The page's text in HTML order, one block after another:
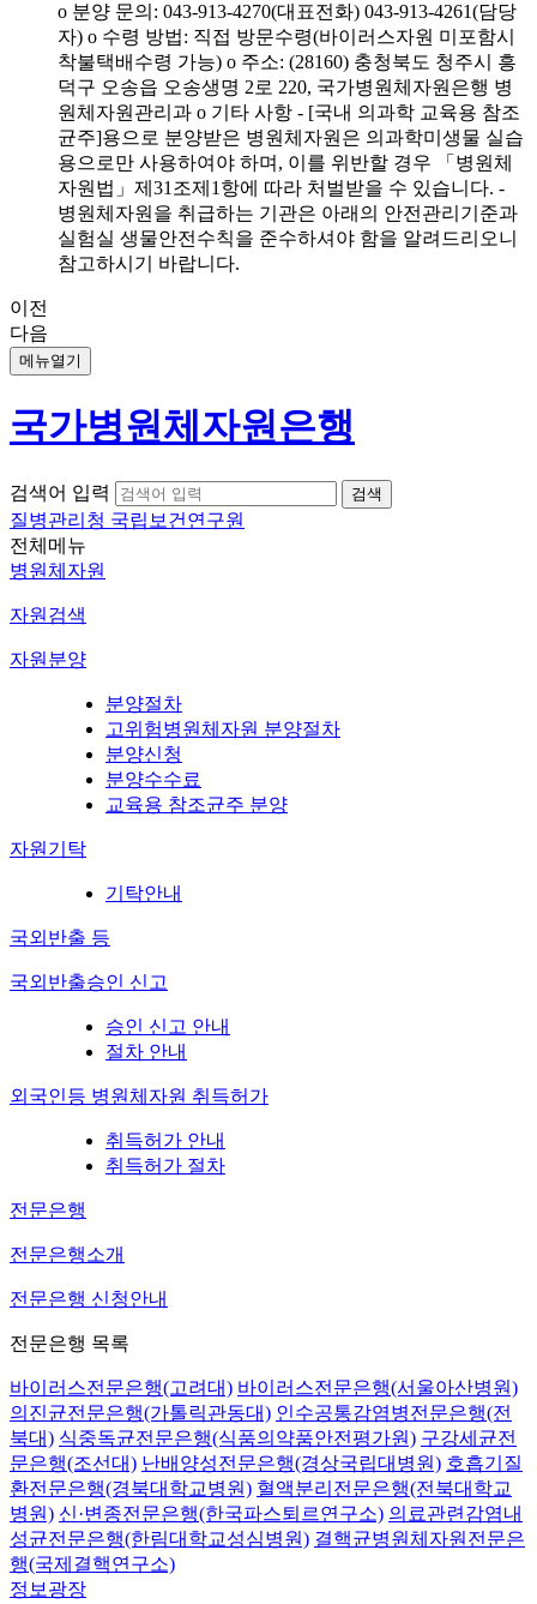
o 분양 문의: 043-913-4270(대표전화) 043-913-4261(담당
자) o 수령 방법: 직접 방문수령(바이러스자원 미포함시
착불택배수령 가능) o 주소: (28160) 충청북도 청주시 흥
덕구 오송읍 오송생명 2로 220, 국가병원체자원은행 병
원체자원관리과 o 기타 사항 - [국내 의과학 교육용 참조
균주]용으로 분양받은 병원체자원은 의과학미생물 실습
용으로만 사용하여야 하며, 이를 위반할 경우 「병원체
자원법」제31조제1항에 따라 처벌받을 수 있습니다. -
병원체자원을 취급하는 기관은 아래의 안전관리기준과
실험실 생물안전수칙을 준수하셔야 함을 알려드리오니
참고하시기 바랍니다.
이전
다음
메뉴열기
국가병원체자원은행
검색어 입력
질병관리청 국립보건연구원
전체메뉴
병원체자원
자원검색
자원분양
분양절차
고위험병원체자원 분양절차
분양신청
분양수수료
교육용 참조균주 분양
자원기탁
기탁안내
국외반출 등
국외반출승인 신고
승인 신고 안내
절차 안내
외국인등 병원체자원 취득허가
취득허가 안내
취득허가 절차
전문은행
전문은행소개
전문은행 신청안내
전문은행 목록
바이러스전문은행(고려대) 바이러스전문은행(서울아산병원)
의진균전문은행(가톨릭관동대) 인수공통감염병전문은행(전
북대) 식중독균전문은행(식품의약품안전평가원) 구강세균전
문은행(조선대) 난배양성전문은행(경상국립대병원) 호흡기질
환전문은행(경북대학교병원) 혈액분리전문은행(전북대학교
병원) 신·변종전문은행(한국파스퇴르연구소) 의료관련감염내
성균전문은행(한림대학교성심병원) 결핵균병원체자원전문은
행(국제결핵연구소)
정보광장